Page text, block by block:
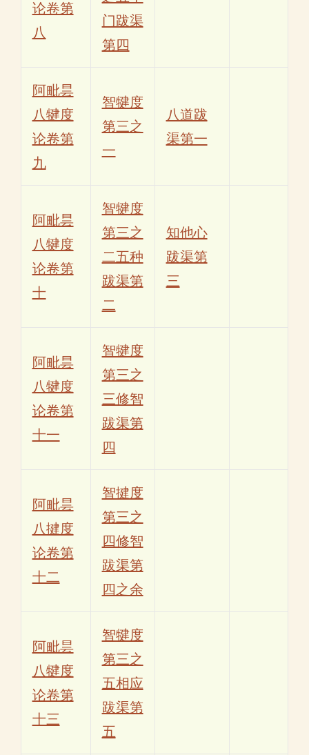
论卷第
八
门跋渠
第四
阿毗昙
八犍度
论卷第
九
智犍度
第三之
一
八道跋
渠第一
阿毗昙
八犍度
论卷第
十
智犍度
第三之
二五种
跋渠第
二
知他心
跋渠第
三
阿毗昙
八犍度
论卷第
十一
智犍度
第三之
三修智
跋渠第
四
阿毗昙
八揵度
论卷第
十二
智揵度
第三之
四修智
跋渠第
四之余
阿毗昙
八犍度
论卷第
十三
智犍度
第三之
五相应
跋渠第
五